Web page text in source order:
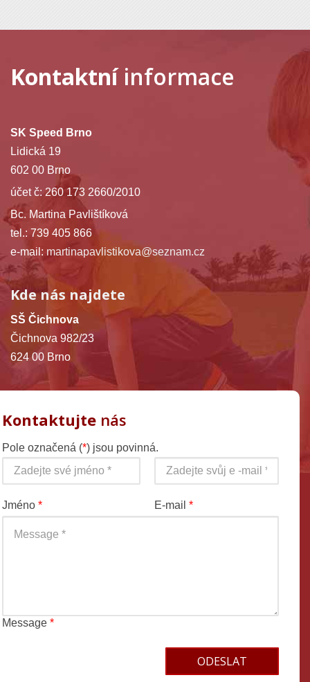
Kontaktníinformace
SK Speed Brno
Lidická 19
602 00 Brno
účet č: 260 173 2660/2010
Bc. Martina Pavlištíková
tel.: 739 405 866
e-mail: martinapavlistikova@seznam.cz
Kde nás najdete
SŠ Čichnova
Čichnova 982/23
624 00 Brno
Kontaktujte nás
Pole označená (*) jsou povinná.
Jméno * E-mail *
Message *